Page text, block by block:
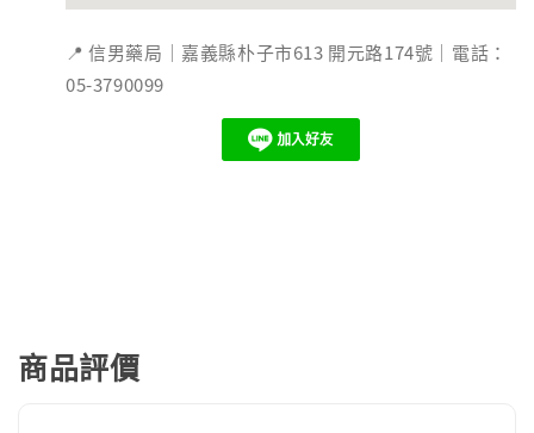
📍 信男藥局｜嘉義縣朴子市613 開元路174號｜電話：
05-3790099
商品評價